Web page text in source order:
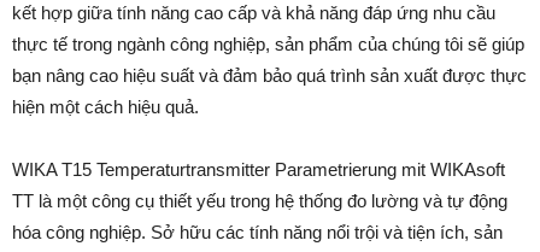
kết hợp giữa tính năng cao cấp và khả năng đáp ứng nhu cầu
thực tế trong ngành công nghiệp, sản phẩm của chúng tôi sẽ giúp
bạn nâng cao hiệu suất và đảm bảo quá trình sản xuất được thực
hiện một cách hiệu quả.
WIKA T15 Temperaturtransmitter Parametrierung mit WIKAsoft
TT là một công cụ thiết yếu trong hệ thống đo lường và tự động
hóa công nghiệp. Sở hữu các tính năng nổi trội và tiện ích, sản